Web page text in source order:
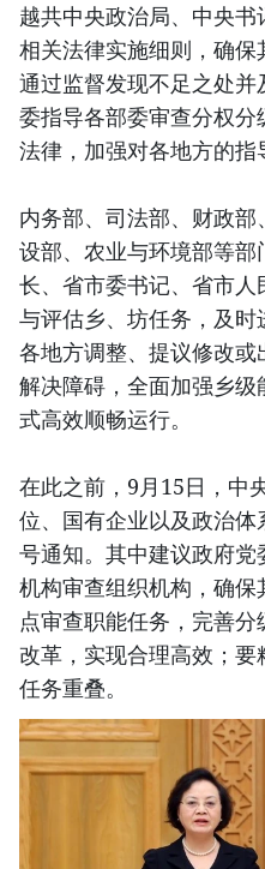
越共中央政治局、中央
相关法律实施细则，确
通过监督发现不足之处
委指导各部委审查分权
法律，加强对各地方的指
内务部、司法部、财政
设部、农业与环境部等
长、省市委书记、省市
与评估乡、坊任务，及
各地方调整、提议修改
解决障碍，全面加强乡
式高效顺畅运行。
在此之前，9月15日，中
位、国有企业以及政治
号通知。其中建议政府
机构审查组织机构，确
点审查职能任务，完善
改革，实现合理高效；要
任务重叠。